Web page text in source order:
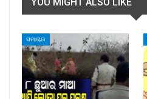
ସମାଚାର